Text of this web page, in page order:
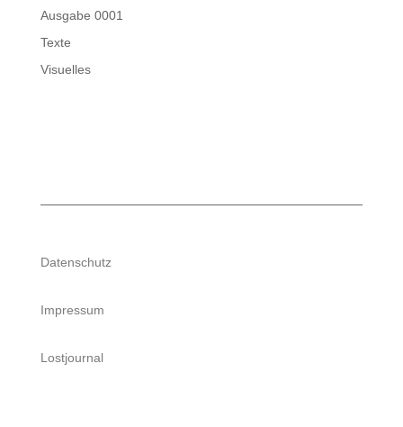
Ausgabe 0001
Texte
Visuelles
Datenschutz
Impressum
Lostjournal